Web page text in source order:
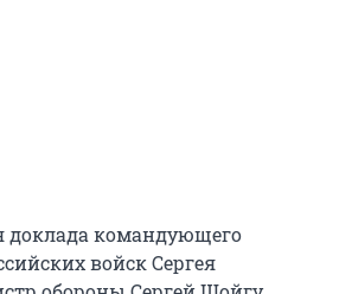
доклада командующего
войск Сергея